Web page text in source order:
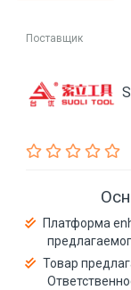
Поставщик
Платформа
Товар